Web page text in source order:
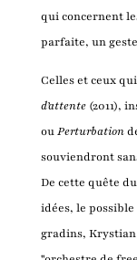
qui concernent
parfaite, un
Celles et ceux
d’attente(2011),
ouPerturbation
souviendront
De cette quête
idées, le possible
gradins,